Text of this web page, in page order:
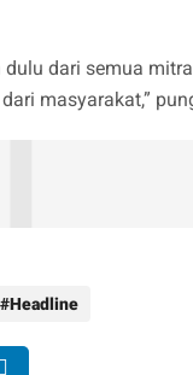
dari semua
masyarakat,”
Headline